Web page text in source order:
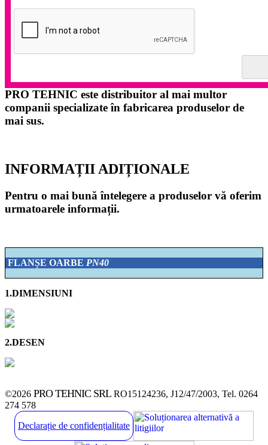
PRO TEHNIC este distribuitor al mai multor
companii specializate în fabricarea produselor de
mai sus.
INFORMAȚII ADIȚIONALE
Pentru o mai bună întelegere a produselor vă oferim
urmatoarele informații.
FLANȘE OARBE PN40
1.DIMENSIUNI
2.DESEN
©2026 PRO TEHNIC SRL RO15124236, J12/47/2003, Tel. 0264
274 578
Declarație de confidențialitate